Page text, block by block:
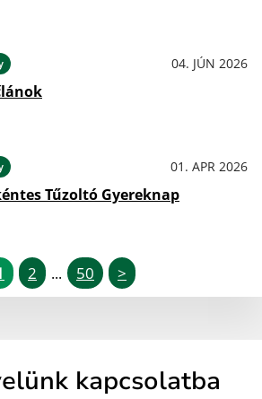
04. JÚN 2026
01. APR 2026
Tűzoltó Gyereknap
2 ... 50 >
kapcsolatba